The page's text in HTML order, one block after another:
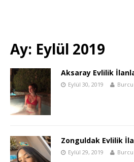
Ay: Eylül 2019
Aksaray Evlilik
Eylül 30, 2019 Burcu
Zonguldak Evlilik
Eylül 29, 2019 Burcu